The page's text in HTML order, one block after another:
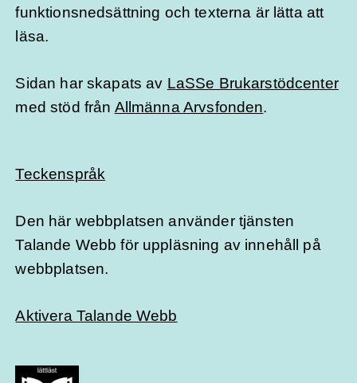
funktionsnedsättning och texterna är lätta att
läsa.
Sidan har skapats av LaSSe Brukarstödcenter
med stöd från Allmänna Arvsfonden.
Teckenspråk
Den här webbplatsen använder tjänsten
Talande Webb för uppläsning av innehåll på
webbplatsen.
Aktivera Talande Webb